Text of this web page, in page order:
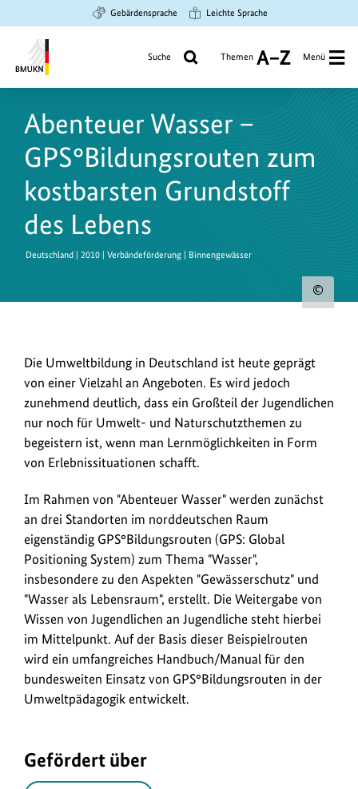
Hauptinhalt
springen
Suche
springen
Hauptnavigation
springen
Gebärdensprache Leichte Sprache
Umwelt,
Naturschutz
und
nukleare
Sicherheit
Suche Themen
A
Z
Menü
Abenteuer Wasser –
GPS°Bildungsrouten zum
kostbarsten Grundstoff
des Lebens
Deutschland | 2010 | Verbändeförderung | Binnengewässer
Die Umweltbildung in Deutschland ist heute geprägt
von einer Vielzahl an Angeboten. Es wird jedoch
zunehmend deutlich, dass ein Großteil der Jugendlichen
nur noch für Umwelt- und Naturschutzthemen zu
begeistern ist, wenn man Lernmöglichkeiten in Form
von Erlebnissituationen schafft.
Im Rahmen von "Abenteuer Wasser" werden zunächst
an drei Standorten im norddeutschen Raum
eigenständig GPS°Bildungsrouten (GPS: Global
Positioning System) zum Thema "Wasser",
insbesondere zu den Aspekten "Gewässerschutz" und
"Wasser als Lebensraum", erstellt. Die Weitergabe von
Wissen von Jugendlichen an Jugendliche steht hierbei
im Mittelpunkt. Auf der Basis dieser Beispielrouten
wird ein umfangreiches Handbuch/Manual für den
bundesweiten Einsatz von GPS°Bildungsrouten in der
Umweltpädagogik entwickelt.
Gefördert über